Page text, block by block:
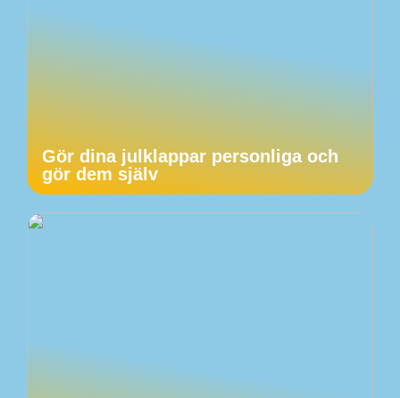
Gör dina julklappar personliga och
gör dem själv